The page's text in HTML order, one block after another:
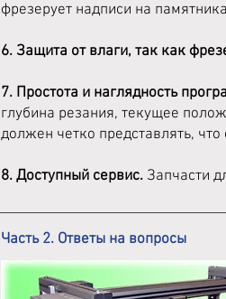
фрезерует надписи на
6. Защита от влаги, так как
7. Простота и наглядность
глубина резания, текущее
должен четко представлять,
8. Доступный сервис. Запчасти
Часть 2. Ответы на вопросы